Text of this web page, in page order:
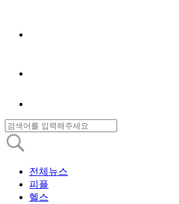
전체뉴스
피플
헬스